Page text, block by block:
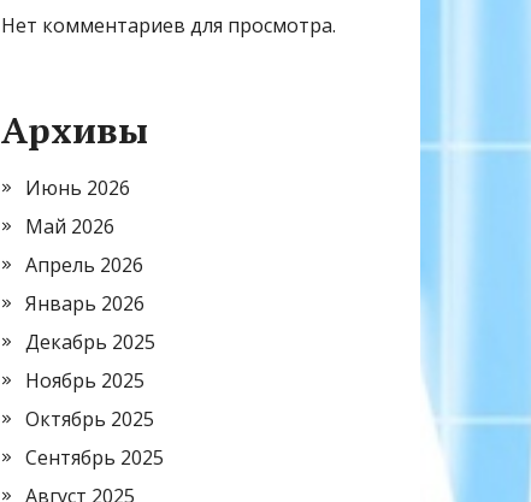
Нет комментариев для просмотра.
Архивы
Июнь 2026
Май 2026
Апрель 2026
Январь 2026
Декабрь 2025
Ноябрь 2025
Октябрь 2025
Сентябрь 2025
Август 2025